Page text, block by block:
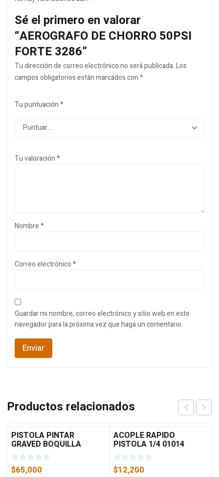
Sé el primero en valorar
“AEROGRAFO DE CHORRO 50PSI
FORTE 3286”
Tu dirección de correo electrónico no será publicada.Los
campos obligatorios están marcados con*
Tu puntuación*
Tu valoración*
Nombre*
Correo electrónico*
Guardar mi nombre, correo electrónico y sitio web en este
navegador para la próxima vez que haga un comentario.
Productos relacionados
PISTOLA PINTAR
GRAVED BOQUILLA
1.5MM 400CC TOTAL
TAT10401
$65,000
ACOPLE RAPIDO
PISTOLA 1/4 01014
$12,200